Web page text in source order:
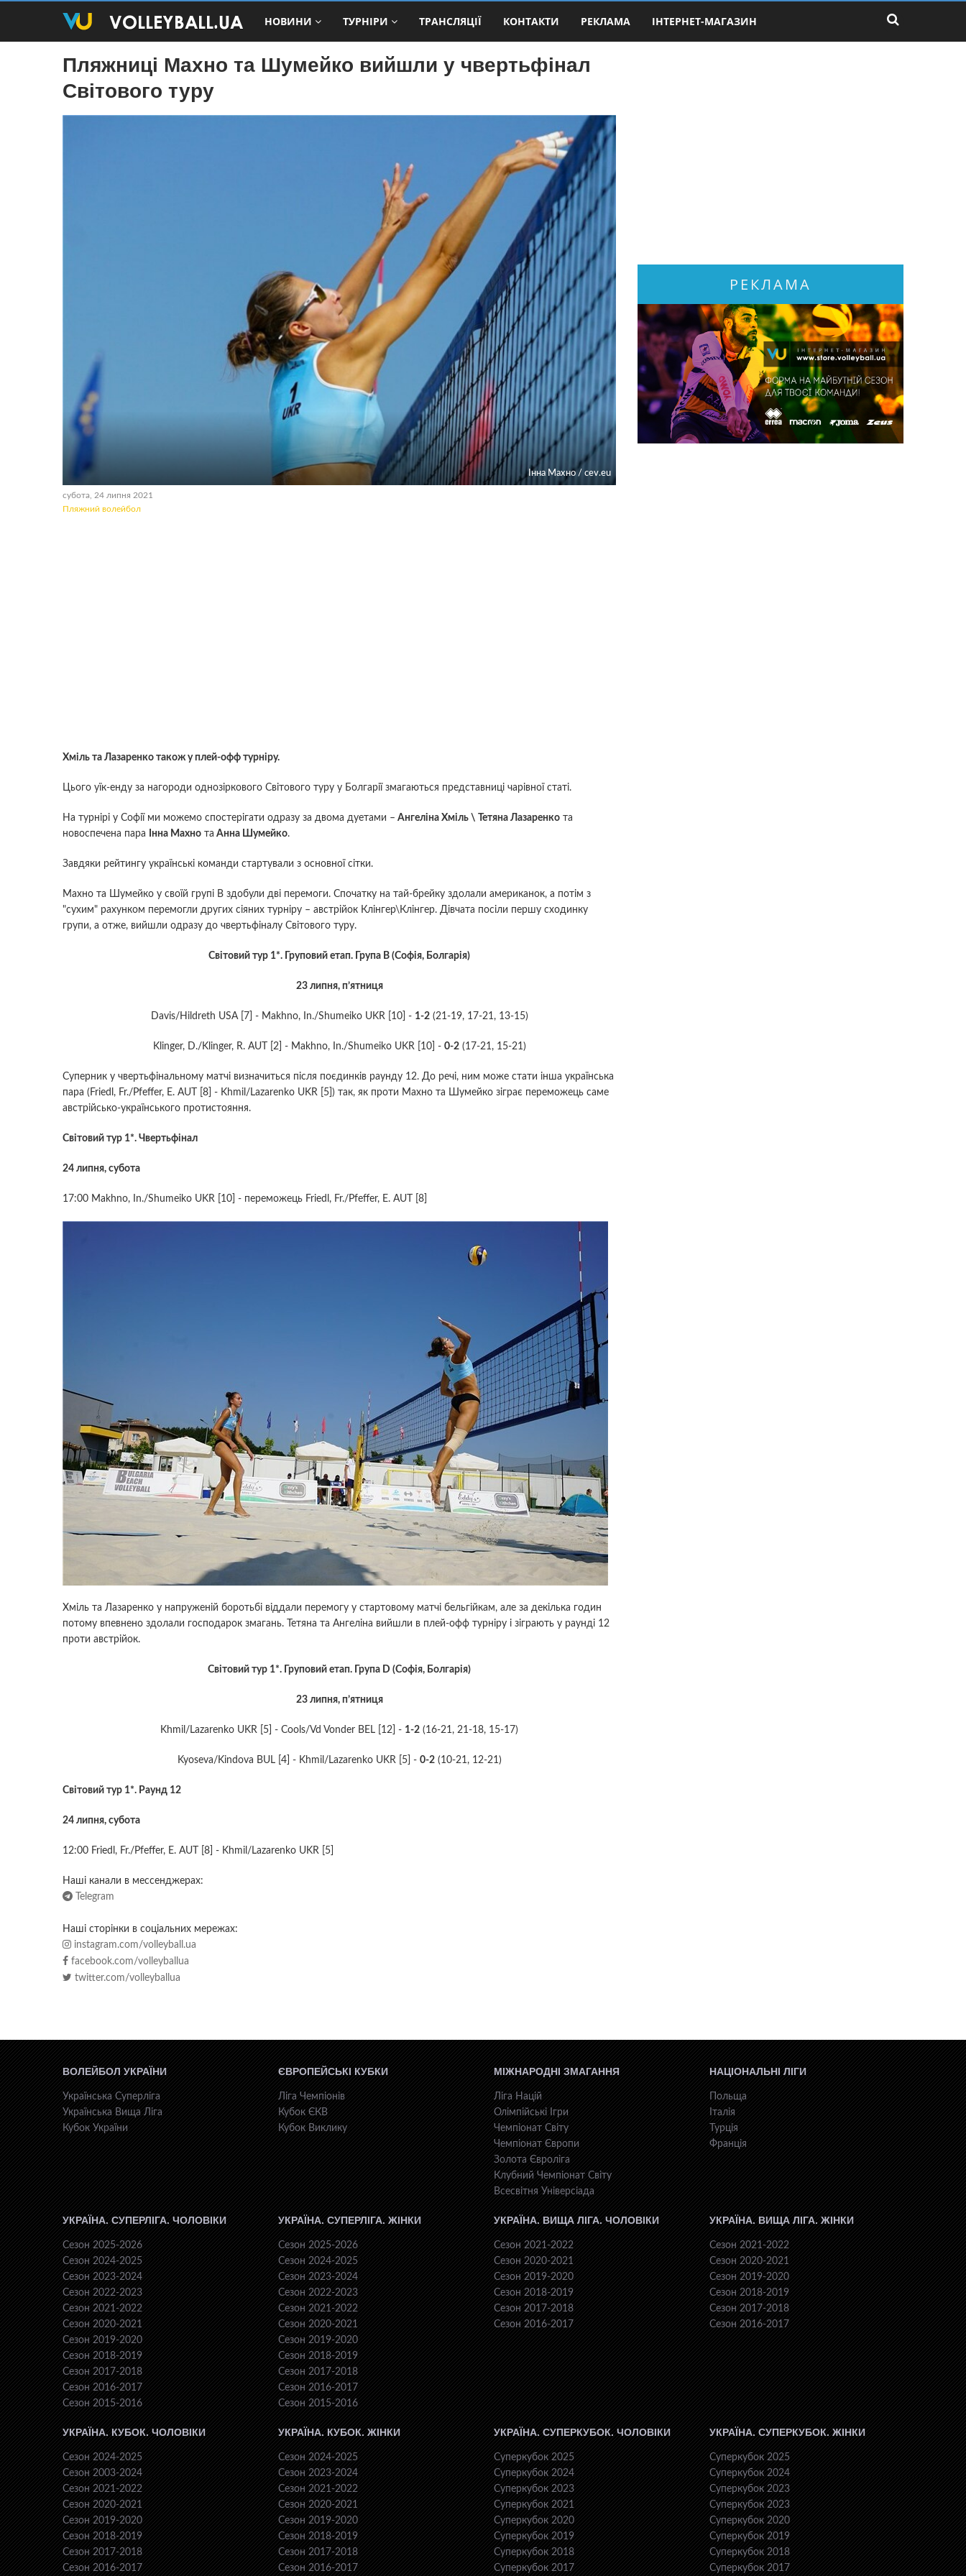
НОВИНИ ТУРНІРИ ТРАНСЛЯЦІЇ КОНТАКТИ РЕКЛАМА ІНТЕРНЕТ-МАГАЗИН
Пляжниці Махно та Шумейко вийшли у чвертьфінал
Світового туру
Інна Махно / cev.eu
субота, 24 липня 2021
Пляжний волейбол
Хміль та Лазаренко також у плей-офф турніру.
Цього уїк-енду за нагороди однозіркового Світового туру у Болгарії змагаються представниці чарівної статі.
На турнірі у Софії ми можемо спостерігати одразу за двома дуетами – Ангеліна Хміль \ Тетяна Лазаренко та
новоспечена пара
Інна Махно та Анна Шумейко.
Завдяки рейтингу українські команди стартували з основної сітки.
Махно та Шумейко у своїй групі В здобули дві перемоги. Спочатку на тай-брейку здолали американок, а потім з
"сухим" рахунком перемогли других сіяних турніру – австрійок Клінгер\Клінгер. Дівчата посіли першу сходинку
групи, а отже, вийшли одразу до чвертьфіналу Світового туру.
Світовий тур 1*. Груповий етап. Група В (Софія, Болгарія)
23 липня, п’ятниця
Davis/Hildreth USA [7] - Makhno, In./Shumeiko UKR [10] - 1-2(21-19, 17-21, 13-15)
Klinger, D./Klinger, R. AUT [2] - Makhno, In./Shumeiko UKR [10] - 0-2(17-21, 15-21)
Суперник у чвертьфінальному матчі визначиться після поєдинків раунду 12. До речі, ним може стати інша українська
пара (Friedl, Fr./Pfeffer, E. AUT [8] - Khmil/Lazarenko UKR [5]) так, як проти Махно та Шумейко зіграє переможець саме
австрійсько-українського протистояння.
Світовий тур 1*. Чвертьфінал
24 липня, субота
17:00 Makhno, In./Shumeiko UKR [10] - переможець Friedl, Fr./Pfeffer, E. AUT [8]
Хміль та Лазаренко у напруженій боротьбі віддали перемогу у стартовому матчі бельгійкам, але за декілька годин
потому впевнено здолали господарок змагань. Тетяна та Ангеліна вийшли в плей-офф турніру і зіграють у раунді 12
проти австрійок.
Світовий тур 1*. Груповий етап. Група D (Софія, Болгарія)
23 липня, п’ятниця
Khmil/Lazarenko UKR [5] - Cools/Vd Vonder BEL [12] - 1-2 (16-21, 21-18, 15-17)
Kyoseva/Kindova BUL [4] - Khmil/Lazarenko UKR [5] - 0-2(10-21, 12-21)
Світовий тур 1*. Раунд 12
24 липня, субота
12:00 Friedl, Fr./Pfeffer, E. AUT [8] - Khmil/Lazarenko UKR [5]
Наші канали в мессенджерах:
Telegram
Наші сторінки в соціальних мережах:
instagram.com/volleyball.ua
facebook.com/volleyballua
twitter.com/volleyballua
РЕКЛАМА
ВОЛЕЙБОЛ УКРАЇНИ
Українська Суперліга
Українська Вища Ліга
Кубок України
ЄВРОПЕЙСЬКІ КУБКИ
Ліга Чемпіонів
Кубок ЄКВ
Кубок Виклику
МІЖНАРОДНІ ЗМАГАННЯ
Ліга Націй
Олімпійські Ігри
Чемпіонат Світу
Чемпіонат Європи
Золота Євроліга
Клубний Чемпіонат Світу
Всесвiтня Унiверсiaда
НАЦІОНАЛЬНІ ЛІГИ
Польща
Італія
Турція
Франція
УКРАЇНА. СУПЕРЛІГА. ЧОЛОВІКИ
Сезон 2025-2026
Сезон 2024-2025
Сезон 2023-2024
Сезон 2022-2023
Сезон 2021-2022
Сезон 2020-2021
Сезон 2019-2020
Сезон 2018-2019
Сезон 2017-2018
Сезон 2016-2017
Сезон 2015-2016
УКРАЇНА. СУПЕРЛІГА. ЖІНКИ
Сезон 2025-2026
Сезон 2024-2025
Сезон 2023-2024
Сезон 2022-2023
Сезон 2021-2022
Сезон 2020-2021
Сезон 2019-2020
Сезон 2018-2019
Сезон 2017-2018
Сезон 2016-2017
Сезон 2015-2016
УКРАЇНА. ВИЩА ЛІГА. ЧОЛОВІКИ
Сезон 2021-2022
Сезон 2020-2021
Сезон 2019-2020
Сезон 2018-2019
Сезон 2017-2018
Сезон 2016-2017
УКРАЇНА. ВИЩА ЛІГА. ЖІНКИ
Сезон 2021-2022
Сезон 2020-2021
Сезон 2019-2020
Сезон 2018-2019
Сезон 2017-2018
Сезон 2016-2017
УКРАЇНА. КУБОК. ЧОЛОВІКИ
Сезон 2024-2025
Сезон 2003-2024
Сезон 2021-2022
Сезон 2020-2021
Сезон 2019-2020
Сезон 2018-2019
Сезон 2017-2018
Сезон 2016-2017
УКРАЇНА. КУБОК. ЖІНКИ
Сезон 2024-2025
Сезон 2023-2024
Сезон 2021-2022
Сезон 2020-2021
Сезон 2019-2020
Сезон 2018-2019
Сезон 2017-2018
Сезон 2016-2017
УКРАЇНА. СУПЕРКУБОК. ЧОЛОВІКИ
Суперкубок 2025
Суперкубок 2024
Суперкубок 2023
Суперкубок 2021
Суперкубок 2020
Суперкубок 2019
Суперкубок 2018
Суперкубок 2017
УКРАЇНА. СУПЕРКУБОК. ЖІНКИ
Суперкубок 2025
Суперкубок 2024
Суперкубок 2023
Суперкубок 2023
Суперкубок 2020
Суперкубок 2019
Суперкубок 2018
Суперкубок 2017